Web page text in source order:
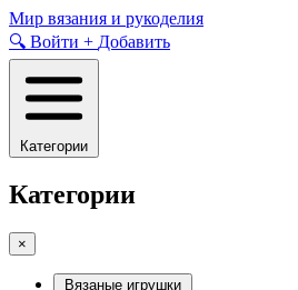
Skip
to
content
Мир вязания и рукоделия
🔍 Войти + Добавить
Категории
Категории
×
Вязаные игрушки